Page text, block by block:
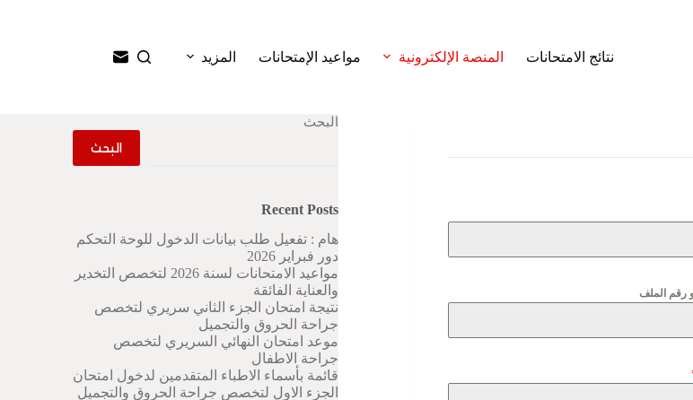
نتائج الامتحانات المنصة الإلكترونية مواعيد الإمتحانات المزيد
رقم الملف
البحث
البحث
Recent Posts
هام : تفعيل طلب بيانات الدخول للوحة التحكم
دور فبراير 2026
مواعيد الامتحانات لسنة 2026 لتخصص التخدير
والعناية الفائقة
نتيجة امتحان الجزء الثاني سريري لتخصص
جراحة الحروق والتجميل
موعد امتحان النهائي السريري لتخصص
جراحة الاطفال
قائمة بأسماء الاطباء المتقدمين لدخول امتحان
الجزء الاول لتخصص جراحة الحروق والتجميل